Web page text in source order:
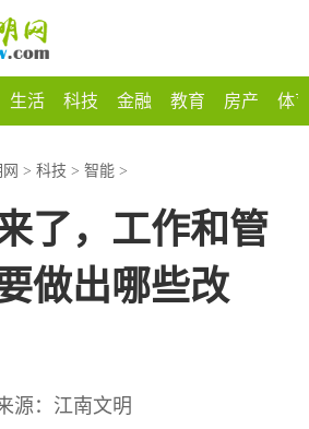
生活 科技 金融 教育 房产 体
> 科技 > 智能 >
了，工作和管
做出哪些改
源：江南文明